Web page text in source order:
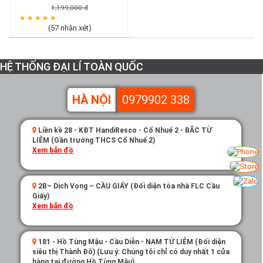
1,199,000 đ
(57 nhận xét)
HỆ THỐNG ĐẠI LÍ TOÀN QUỐC
HÀ NỘI 0979902 338
Liền kề 28 - KĐT HandiResco - Cổ Nhuế 2 - BẮC TỪ
LIÊM (Gần trường THCS Cổ Nhuế 2)
Xem bản đồ
2B– Dịch Vọng – CẦU GIẤY (Đối diện tòa nhà FLC Cầu
Giấy)
Xem bản đồ
181 - Hồ Tùng Mậu - Cầu Diễn - NAM TỪ LIÊM (Đối diện
siêu thị Thành Đô) (Lưu ý: Chúng tôi chỉ có duy nhất 1 cửa